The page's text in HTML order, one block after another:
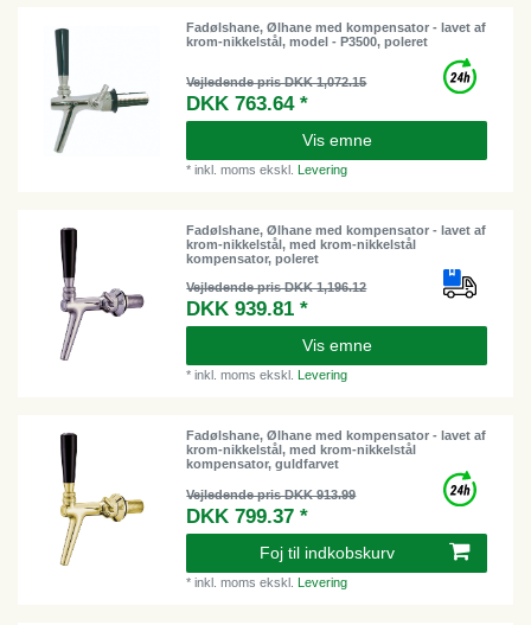
Fadølshane, Ølhane med kompensator - lavet af
krom-nikkelstål, model - P3500, poleret
Vejledende pris DKK 1,072.15
DKK 763.64 *
Vis emne
*inkl. moms ekskl.Levering
Fadølshane, Ølhane med kompensator - lavet af
krom-nikkelstål, med krom-nikkelstål
kompensator, poleret
Vejledende pris DKK 1,196.12
DKK 939.81 *
Vis emne
*inkl. moms ekskl.Levering
Fadølshane, Ølhane med kompensator - lavet af
krom-nikkelstål, med krom-nikkelstål
kompensator, guldfarvet
Vejledende pris DKK 913.99
DKK 799.37 *
Foj til indkobskurv
*inkl. moms ekskl.Levering